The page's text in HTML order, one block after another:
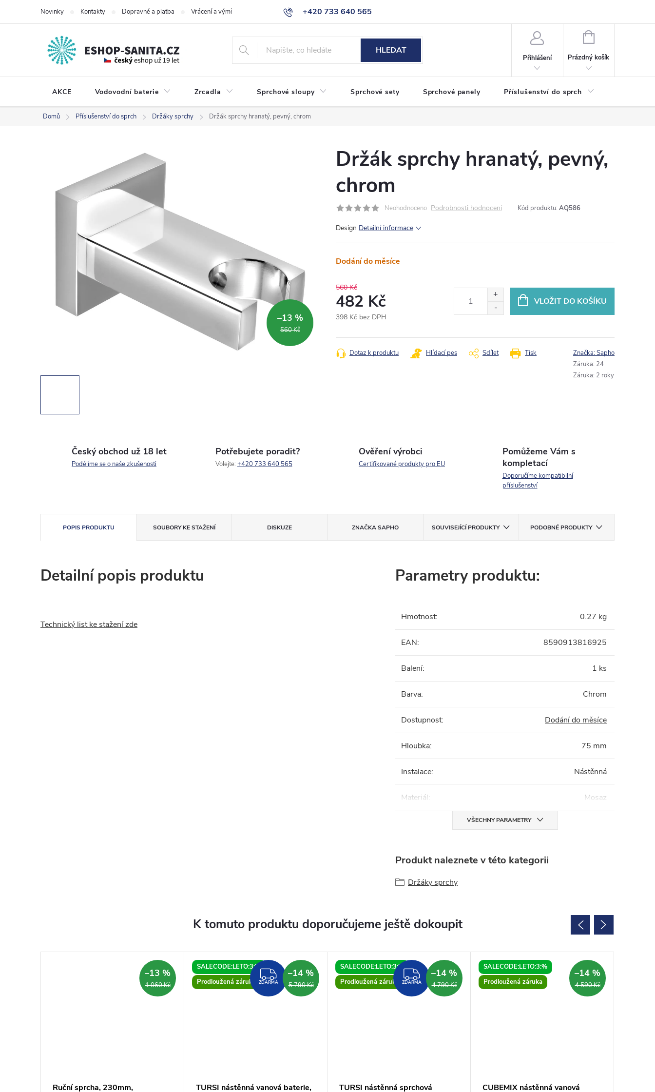
+420 733 640 565
info@eshop-sanita.cz
Novinky Kontakty Dopravné a platba Vrácení a výměna zboží Reklamace Obchodní podmínky
HLEDAT
Přihlášení
NÁKUPNÍ
Prázdný košík
AKCE Vodovodní baterie Zrcadla Sprchové sloupy Sprchové sety Sprchové panely Příslušenství do sprch
Domů Příslušenství do sprch Držáky sprchy Držák sprchy hranatý, pevný, chrom
560 Kč
–13 %
Držák sprchy hranatý, pevný,
chrom
Neohodnoceno Podrobnosti hodnocení Kód produktu: AQ586
Design Detailní informace
Dodání do měsíce
560 Kč
482 Kč
398 Kč bez DPH
cena:
VLOŽIT DO KOŠÍKU
Tisk
Dotaz k produktu Hlídací pes Sdílet Značka:Sapho
Záruka: 24
Záruka: 2 roky
Český obchod už 18 let
Podělíme se o naše zkušenosti
Potřebujete poradit?
Volejte: +420 733 640 565
Ověření výrobci
Certifikované produkty pro EU
Pomůžeme Vám s
kompletací
Doporučíme kompatibilní
příslušenství
POPIS PRODUKTU SOUBORY KE STAŽENÍ DISKUZE ZNAČKASAPHO SOUVISEJÍCÍ PRODUKTY PODOBNÉ PRODUKTY
Detailní popis produktu
Technický list ke stažení zde
Parametry produktu:
Hmotnost: 0.27 kg
EAN: 8590913816925
Balení: 1 ks
Barva: Chrom
Dostupnost: Dodání do měsíce
Hloubka: 75 mm
Instalace: Nástěnná
Materiál: Mosaz
VŠECHNY PARAMETRY
Produkt naleznete v této kategorii
Držáky sprchy
K tomuto produktu doporučujeme ještě dokoupit
1 060 Kč
–13 %
Ruční sprcha, 230mm,
SALECODE:LETO:3:%
Prodloužená záruka
ZDARMA
ZDARMA 5 790 Kč
–14 %
TURSI nástěnná vanová baterie,
SALECODE:LETO:3:%
Prodloužená záruka
ZDARMA
ZDARMA 4 790 Kč
–14 %
TURSI nástěnná sprchová
SALECODE:LETO:3:%
Prodloužená záruka
4 590 Kč
–14 %
CUBEMIX nástěnná vanová